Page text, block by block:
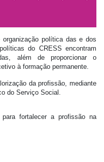
política das e dos
do CRESS encontram
além de proporcionar o
à formação permanente.
da profissão, mediante
do Serviço Social.
fortalecer a profissão na